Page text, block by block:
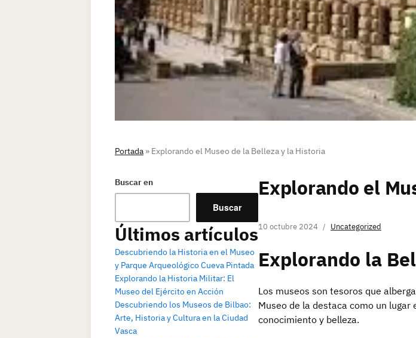
Portada » Explorando el Museo de la Belleza y la Historia
Buscar en
Buscar
Últimos artículos
Descubriendo la Historia en el Museo
y Parque Arqueológico Cueva Pintada
Explorando la Historia Militar: El
Museo del Ejército en Acción
Descubriendo los Museos de Bilbao:
Arte, Historia y Cultura en la Ciudad
Vasca
Explorando el
10 octubre 2024 Uncategorized
Explorando la
Los museos son tesoros que
Museo de la destaca como un
conocimiento y belleza.